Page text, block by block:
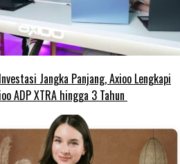
Jangka Panjang, Axioo Lengkapi
ADP XTRA hingga 3 Tahun